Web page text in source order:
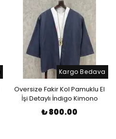
Kargo Bedava
Oversize Fakir Kol Pamuklu El
İşi Detaylı İndigo Kimono
₺ 800.00